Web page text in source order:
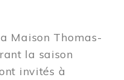
Maison Thomas-
la saison
invités à